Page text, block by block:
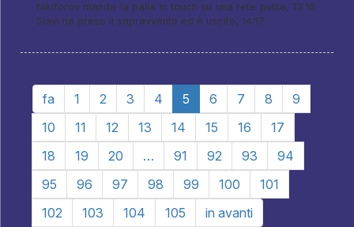
Nikiforov manda la palla in touch su una rete pulita, 13:16.
Slavi ha preso il sopravvento ed è uscito, 14:17.
fa 1 2 3 4 5 6 7 8
9
10
11 12 13 14 15 16
17
18
19 20 … 91 92 93
94
95
96 97 98 99 100
101
102
103 104 105 in avanti